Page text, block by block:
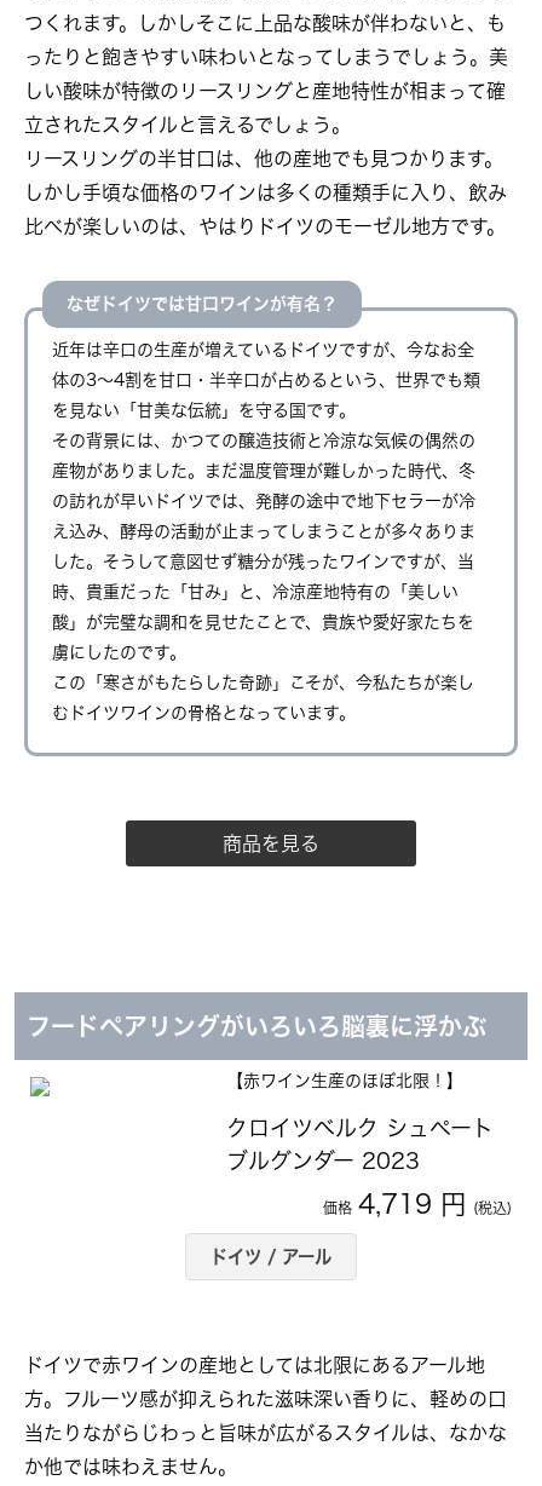
つくれます。しかしそこに上品な酸味が伴わないと、も
ったりと飽きやすい味わいとなってしまうでしょう。美
しい酸味が特徴のリースリングと産地特性が相まって確
立されたスタイルと言えるでしょう。
リースリングの半甘口は、他の産地でも見つかります。
しかし手頃な価格のワインは多くの種類手に入り、飲み
比べが楽しいのは、やはりドイツのモーゼル地方です。
なぜドイツでは甘口ワインが有名？
近年は辛口の生産が増えているドイツですが、今なお全
体の3〜4割を甘口・半辛口が占めるという、世界でも類
を見ない「甘美な伝統」を守る国です。
その背景には、かつての醸造技術と冷涼な気候の偶然の
産物がありました。まだ温度管理が難しかった時代、冬
の訪れが早いドイツでは、発酵の途中で地下セラーが冷
え込み、酵母の活動が止まってしまうことが多々ありま
した。そうして意図せず糖分が残ったワインですが、当
時、貴重だった「甘み」と、冷涼産地特有の「美しい
酸」が完璧な調和を見せたことで、貴族や愛好家たちを
虜にしたのです。
この「寒さがもたらした奇跡」こそが、今私たちが楽し
むドイツワインの骨格となっています。
商品を見る
フードペアリングがいろいろ脳裏に浮かぶ
【赤ワイン生産のほぼ北限！】
クロイツベルク シュペート
ブルグンダー 2023
価格 4,719 円 (税込)
ドイツ / アール
ドイツで赤ワインの産地としては北限にあるアール地
方。フルーツ感が抑えられた滋味深い香りに、軽めの口
当たりながらじわっと旨味が広がるスタイルは、なかな
か他では味わえません。